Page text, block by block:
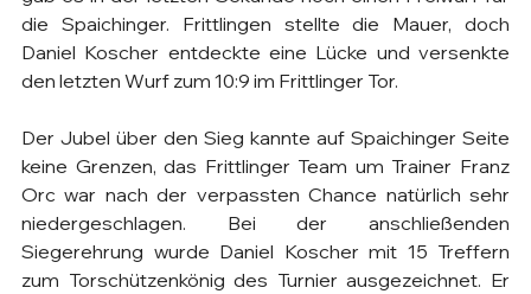
die Spaichinger. Frittlingen stellte die Mauer, doch
Daniel Koscher entdeckte eine Lücke und versenkte
den letzten Wurf zum 10:9 im Frittlinger Tor.
Der Jubel über den Sieg kannte auf Spaichinger Seite
keine Grenzen, das Frittlinger Team um Trainer Franz
Orc war nach der verpassten Chance natürlich sehr
niedergeschlagen. Bei der anschließenden
Siegerehrung wurde Daniel Koscher mit 15 Treffern
zum Torschützenkönig des Turnier ausgezeichnet. Er